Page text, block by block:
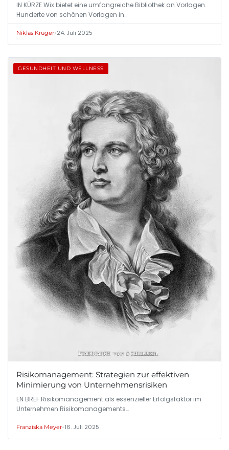
IN KÜRZE Wix bietet eine umfangreiche Bibliothek an Vorlagen.
Hunderte von schönen Vorlagen in…
Niklas Krüger•24. Juli 2025
GESUNDHEIT UND WELLNESS
Risikomanagement: Strategien zur effektiven
Minimierung von Unternehmensrisiken
EN BREF Risikomanagement als essenzieller Erfolgsfaktor im
Unternehmen Risikomanagements…
Franziska Meyer•16. Juli 2025